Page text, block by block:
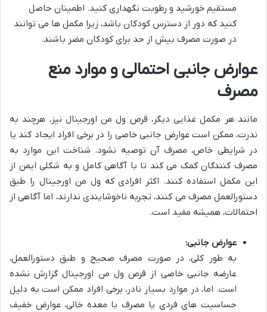
مستقیم خورشید و رطوبت نگهداری کنید. اطمینان حاصل
کنید که دور از دسترس کودکان باشد، زیرا مکمل ها می توانند
در صورت مصرف بیش از حد برای کودکان مضر باشند.
عوارض جانبی احتمالی و موارد منع
مصرف
مانند هر مکمل غذایی دیگر، قرص ول من اورجینال نیز، هرچند به
ندرت، ممکن است عوارض جانبی خاصی را در برخی افراد ایجاد کند یا
در شرایطی خاص، مصرف آن توصیه نشود. شناخت این موارد به
مصرف کنندگان کمک می کند تا با آگاهی کامل و به شکلی ایمن از
این مکمل استفاده کنند. اکثر افرادی که ول من اورجینال را طبق
دستورالعمل مصرف می کنند، تجربه ناخوشایندی ندارند، اما آگاهی از
احتمالات، همیشه مفید است.
عوارض جانبی:
به طور کلی، در صورت مصرف صحیح و طبق دستورالعمل،
عارضه جانبی خاصی از قرص ول من اورجینال گزارش نشده
است. اما، در موارد بسیار نادر، برخی افراد ممکن است به دلیل
حساسیت های فردی یا مصرف با معده خالی، عوارض خفیف